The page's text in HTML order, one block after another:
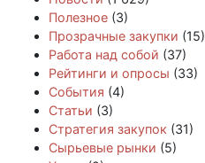
Полезное (3)
Прозрачные закупки (15)
Работа над собой (37)
Рейтинги и опросы (33)
События (4)
Статьи (3)
Стратегия закупок (31)
Сырьевые рынки (5)